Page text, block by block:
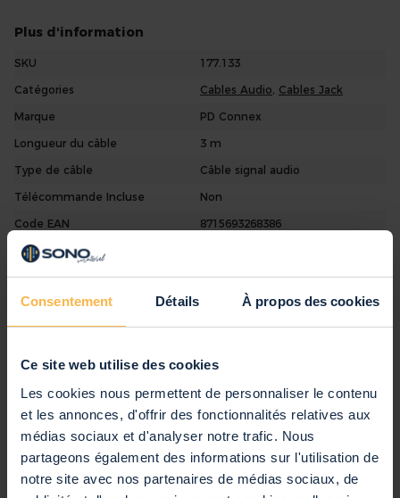
Consentement Détails À propos des cookies
Ce site web utilise des cookies
Les cookies nous permettent de personnaliser le contenu
et les annonces, d'offrir des fonctionnalités relatives aux
médias sociaux et d'analyser notre trafic. Nous
partageons également des informations sur l'utilisation de
notre site avec nos partenaires de médias sociaux, de
Plus d'information
SKU
177.133
Catégories
Cables Audio, Cables Jack
Marque
PD Connex
Longueur du câble
3 m
Type de câble
Câble signal audio
Télécommande Incluse
Non
Code EAN
8715693268386
Garantie
Anglais, Néerlandais, Allemand,
Français, Espagnol
Commentaires
Vous évaluez:
PD Connex Câble Audio Cordon Jack 3,5 Mâle
Stéréo/2x Jack 6,35 Mono - 3m